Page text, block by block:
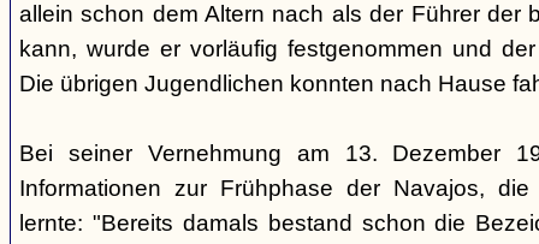
allein schon dem Altern nach als der Führer der
kann, wurde er vorläufig festgenommen und
Die übrigen Jugendlichen konnten nach Hause
Bei seiner Vernehmung am 13. Dezember
Informationen zur Frühphase der Navajos,
lernte: "Bereits damals bestand schon die